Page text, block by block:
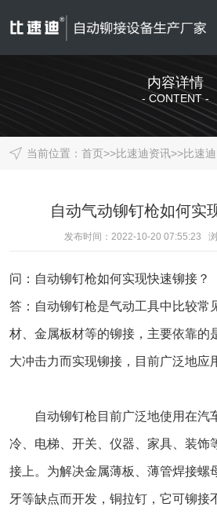
内容详情
- CONTENT -
当前位置： 首页>>比速迪资讯>>比速
自动气动铆钉枪如何实
发布时间：2022-10-20 07:55:23 浏
问：自动铆钉枪如何实现快速铆接？
答： 自动铆钉枪是气动工具中比较常
材、金属板材等的铆接，主要依靠的
大冲击力而实现铆接，目前广泛地应
自动铆钉枪目前广泛地使用在汽
冷、电梯、开关、仪器、家具、装饰
接上。为解决金属薄板、薄管焊接螺
牙等缺点而开发，铜拉钉，它可铆接